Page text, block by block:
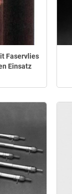
Faservlies
Einsatz